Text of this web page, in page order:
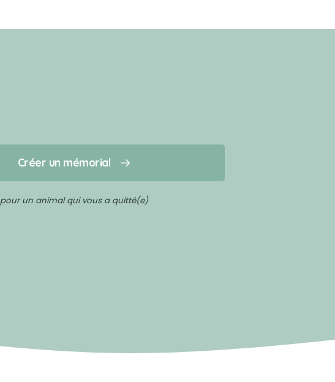
Créer un mémorial
pour un animal qui vous a quitté(e)